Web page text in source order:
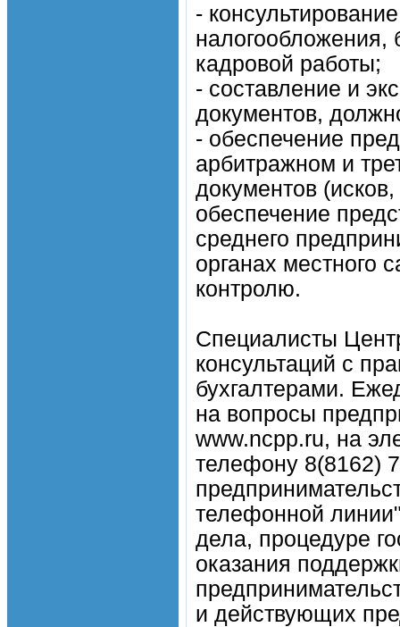
-
налогообложения,
кадровой работы;
- составление и
документов,
- обеспечение
арбитражном и
документов
обеспечение
среднего
органах местного
контролю.
Специалисты
консультаций с
бухгалтерами.
на вопросы
www.ncpp.ru, на
телефону 8(8162)
телефонной
дела, процедуре
оказания
и действующих